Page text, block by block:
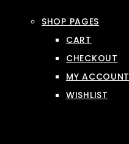
SHOP PAGES
CART
CHECKOUT
MY ACCOUNT
WISHLIST